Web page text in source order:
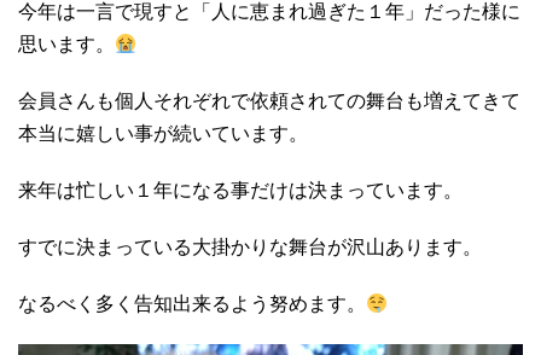
今年は一言で現すと「人に恵まれ過ぎた１年」だった様に
思います。
会員さんも個人それぞれで依頼されての舞台も増えてきて
本当に嬉しい事が続いています。
来年は忙しい１年になる事だけは決まっています。
すでに決まっている大掛かりな舞台が沢山あります。
なるべく多く告知出来るよう努めます。